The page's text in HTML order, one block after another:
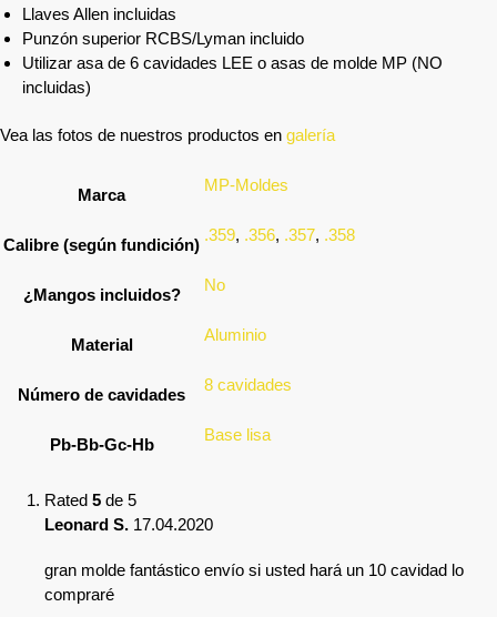
Llaves Allen incluidas
Punzón superior RCBS/Lyman incluido
Utilizar asa de 6 cavidades LEE o asas de molde MP (NO
incluidas)
Vea las fotos de nuestros productos en galería
Marca
MP-Moldes
Calibre (según fundición)
.359, .356, .357, .358
¿Mangos incluidos?
No
Material
Aluminio
Número de cavidades
8 cavidades
Pb-Bb-Gc-Hb
Base lisa
Rated 5 de 5
Leonard S. 17.04.2020
gran molde fantástico envío si usted hará un 10 cavidad lo
compraré